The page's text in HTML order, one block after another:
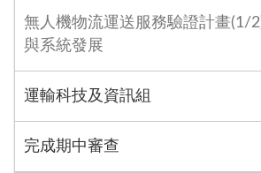
無人機物流運送服務驗證計畫(1/
與系統發展
運輸科技及資訊組
完成期中審查